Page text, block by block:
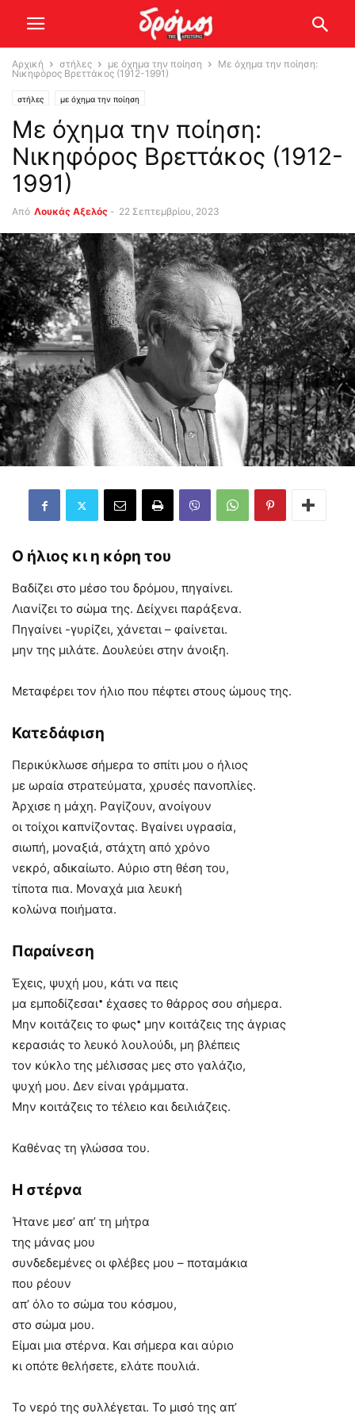
Αρχική στήλες με όχημα την ποίηση
Με όχημα την ποίηση:
Νικηφόρος Βρεττάκος (1912-1991)
στήλες με όχημα την ποίηση
Με όχημα την ποίηση:
Νικηφόρος Βρεττάκος (1912-
1991)
Από Λουκάς Αξελός - 22 Σεπτεμβρίου, 2023
Ο ήλιος κι η κόρη του
Βαδίζει στο μέσο του δρόμου, πηγαίνει.
Λιανίζει το σώμα της. Δείχνει παράξενα.
Πηγαίνει -γυρίζει, χάνεται – φαίνεται.
μην της μιλάτε. Δουλεύει στην άνοιξη.
Μεταφέρει τον ήλιο που πέφτει στους ώμους της.
Κατεδάφιση
Περικύκλωσε σήμερα το σπίτι μου ο ήλιος
με ωραία στρατεύματα, χρυσές πανοπλίες.
Άρχισε η μάχη. Ραγίζουν, ανοίγουν
οι τοίχοι καπνίζοντας. Βγαίνει υγρασία,
σιωπή, μοναξιά, στάχτη από χρόνο
νεκρό, αδικαίωτο. Αύριο στη θέση του,
τίποτα πια. Μοναχά μια λευκή
κολώνα ποιήματα.
Παραίνεση
Έχεις, ψυχή μου, κάτι να πεις
μα εμποδίζεσαι• έχασες το θάρρος σου σήμερα.
Μην κοιτάζεις το φως• μην κοιτάζεις της άγριας
κερασιάς το λευκό λουλούδι, μη βλέπεις
τον κύκλο της μέλισσας μες στο γαλάζιο,
ψυχή μου. Δεν είναι γράμματα.
Μην κοιτάζεις τo τέλειo και δειλιάζεις.
Καθένας τη γλώσσα του.
Η στέρνα
Ήτανε μεσ’ απ’ τη μήτρα
της μάνας μου
συνδεδεμένες οι φλέβες μου – ποταμάκια
που ρέουν
απ’ όλο το σώμα του κόσμου,
στο σώμα μου.
Είμαι μια στέρνα. Και σήμερα και αύριο
κι οπότε θελήσετε, ελάτε πουλιά.
Το νερό της συλλέγεται. Το μισό της απ’